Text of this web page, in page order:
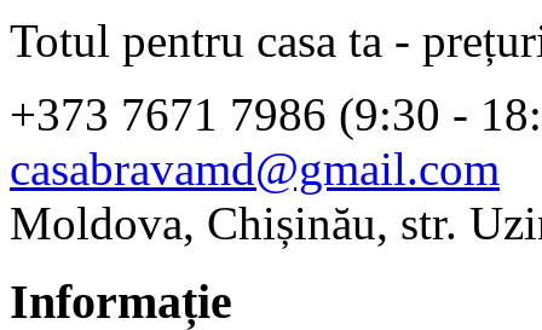
Totul pentru casa ta -
+373 7671 7986 (9:30 -
casabravamd@gmail.com
Moldova, Chișinău, str.
Informație